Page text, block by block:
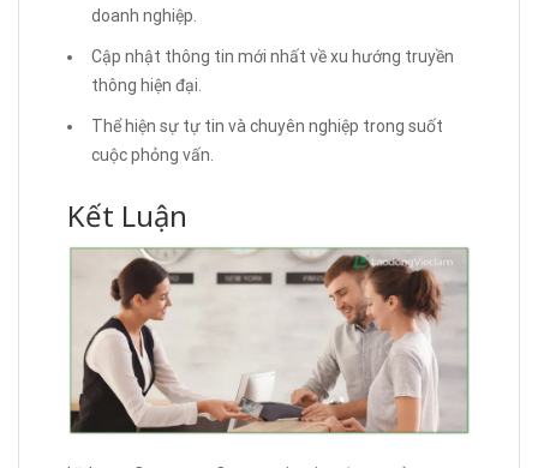
doanh nghiệp.
Cập nhật thông tin mới nhất về xu hướng truyền
thông hiện đại.
Thể hiện sự tự tin và chuyên nghiệp trong suốt
cuộc phỏng vấn.
Kết Luận